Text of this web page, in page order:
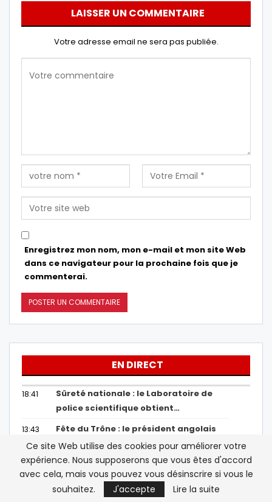
LAISSER UN COMMENTAIRE
Votre adresse email ne sera pas publiée.
Enregistrez mon nom, mon e-mail et mon site Web
dans ce navigateur pour la prochaine fois que je
commenterai.
EN DIRECT
18:41
Sûreté nationale : le Laboratoire de
police scientifique obtient…
13:43
Fête du Trône : le président angolais
adresse ses félicitations au Roi du
Maroc
13:38
Biodiversité : le Maroc en tête des
pays arabes et 17e mondial
Ce site Web utilise des cookies pour améliorer votre
expérience. Nous supposerons que vous êtes d'accord
avec cela, mais vous pouvez vous désinscrire si vous le
souhaitez.
J'accepte Lire la suite